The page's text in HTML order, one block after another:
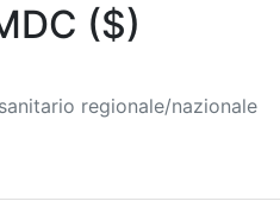
($)
regionale/nazionale